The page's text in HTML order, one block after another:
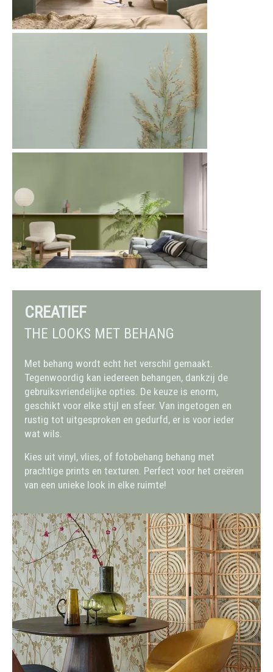
CREATIEF
THE LOOKS MET BEHANG
Met behang wordt echt het verschil gemaakt.
Tegenwoordig kan iedereen behangen, dankzij de
gebruiksvriendelijke opties. De keuze is enorm,
geschikt voor elke stijl en sfeer. Van ingetogen en
rustig tot uitgesproken en gedurfd, er is voor ieder
wat wils.
Kies uit vinyl, vlies, of fotobehang behang met
prachtige prints en texturen. Perfect voor het creëren
van een unieke look in elke ruimte!